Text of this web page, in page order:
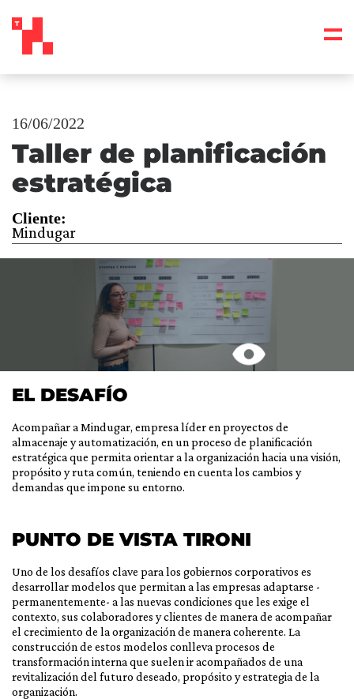
16/06/2022
Taller de planificación
estratégica
Cliente:
Mindugar
EL DESAFÍO
Acompañar a Mindugar, empresa líder en proyectos de
almacenaje y automatización, en un proceso de planificación
estratégica que permita orientar a la organización hacia una visión,
propósito y ruta común, teniendo en cuenta los cambios y
demandas que impone su entorno.
PUNTO DE VISTA TIRONI
Uno de los desafíos clave para los gobiernos corporativos es
desarrollar modelos que permitan a las empresas adaptarse -
permanentemente- a las nuevas condiciones que les exige el
contexto, sus colaboradores y clientes de manera de acompañar
el crecimiento de la organización de manera coherente. La
construcción de estos modelos conlleva procesos de
transformación interna que suelen ir acompañados de una
revitalización del futuro deseado, propósito y estrategia de la
organización.